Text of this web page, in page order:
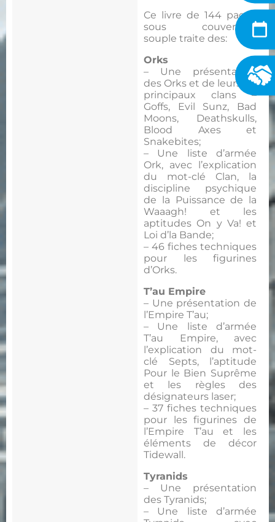
Ce livre de 144 pages
sous couverture
souple traite des:
Orks
– Une présentation
des Orks et de leurs six
principaux clans –
Goffs, Evil Sunz, Bad
Moons, Deathskulls,
Blood Axes et
Snakebites;
– Une liste d’armée
Ork, avec l’explication
du mot-clé Clan, la
discipline psychique
de la Puissance de la
Waaagh! et les
aptitudes On y Va! et
Loi d’la Bande;
– 46 fiches techniques
pour les figurines
d’Orks.
T’au Empire
– Une présentation de
l’Empire T’au;
– Une liste d’armée
T’au Empire, avec
l’explication du mot-
clé Septs, l’aptitude
Pour le Bien Suprême
et les règles des
désignateurs laser;
– 37 fiches techniques
pour les figurines de
l’Empire T’au et les
éléments de décor
Tidewall.
Tyranids
– Une présentation
des Tyranids;
– Une liste d’armée